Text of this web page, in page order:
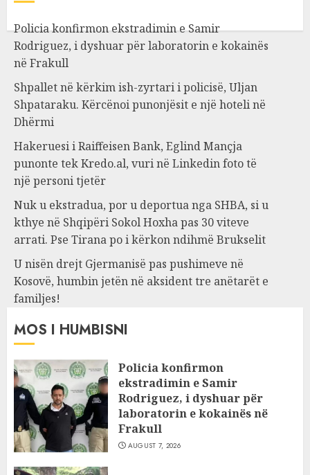
Policia konfirmon ekstradimin e Samir
Rodriguez, i dyshuar për laboratorin e kokainës
në Frakull
Shpallet në kërkim ish-zyrtari i policisë, Uljan
Shpataraku. Kërcënoi punonjësit e një hoteli në
Dhërmi
Hakeruesi i Raiffeisen Bank, Eglind Mançja
punonte tek Kredo.al, vuri në Linkedin foto të
një personi tjetër
Nuk u ekstradua, por u deportua nga SHBA, si u
kthye në Shqipëri Sokol Hoxha pas 30 viteve
arrati. Pse Tirana po i kërkon ndihmë Brukselit
U nisën drejt Gjermanisë pas pushimeve në
Kosovë, humbin jetën në aksident tre anëtarët e
familjes!
MOS I HUMBISNI
Policia konfirmon
ekstradimin e Samir
Rodriguez, i dyshuar për
laboratorin e kokainës në
Frakull
AUGUST 7, 2026